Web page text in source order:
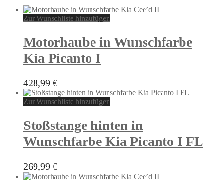
Zur Wunschliste hinzufügen
Motorhaube in Wunschfarbe
Kia Picanto I
428,99 €
Zur Wunschliste hinzufügen
Stoßstange hinten in
Wunschfarbe Kia Picanto I FL
269,99 €